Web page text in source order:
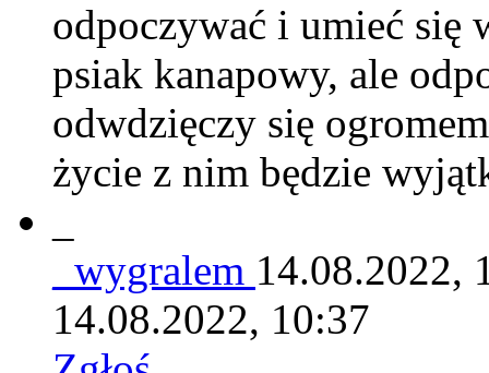
odpoczywać i umieć się
psiak kanapowy, ale
odwdzięczy się
życie z nim będzie
_wygralem 14.08.2022,
14.08.2022, 10:37